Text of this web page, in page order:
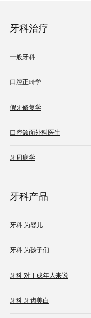
牙科治疗
一般牙科
口腔正畸学
假牙修复学
口腔颌面外科医生
牙周病学
牙科产品
牙科 为婴儿
牙科 为孩子们
牙科 对于成年人来说
牙科 牙齿美白